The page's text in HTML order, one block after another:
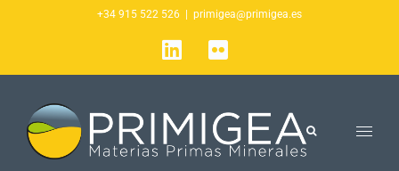
+34 915 522 526 primigea@primigea.es
LinkedIn
Flickr